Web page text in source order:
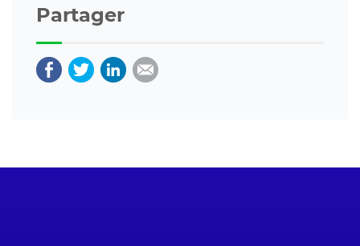
Partager